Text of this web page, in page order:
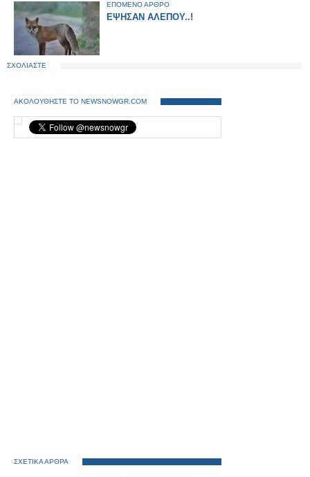
ΕΠΟΜΕΝΟ ΑΡΘΡΟ
ΕΨΗΣΑΝ ΑΛΕΠΟΥ..!
ΣΧΟΛΙΑΣΤΕ
ΑΚΟΛΟΥΘΗΣΤΕ ΤΟ NEWSNOWGR.COM
ΣΧΕΤΙΚΑ ΑΡΘΡΑ